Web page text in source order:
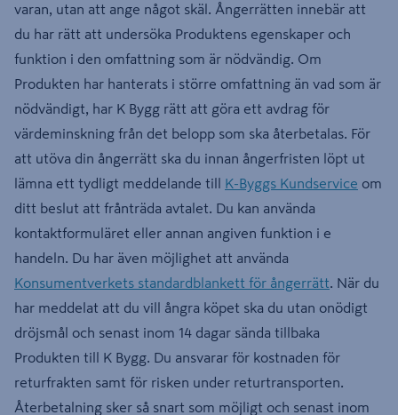
varan, utan att ange något skäl. Ångerrätten innebär att
du har rätt att undersöka Produktens egenskaper och
funktion i den omfattning som är nödvändig. Om
Produkten har hanterats i större omfattning än vad som är
nödvändigt, har K Bygg rätt att göra ett avdrag för
värdeminskning från det belopp som ska återbetalas. För
att utöva din ångerrätt ska du innan ångerfristen löpt ut
lämna ett tydligt meddelande till K-Byggs Kundservice om
ditt beslut att frånträda avtalet. Du kan använda
kontaktformuläret eller annan angiven funktion i e
handeln. Du har även möjlighet att använda
Konsumentverkets standardblankett för ångerrätt . När du
har meddelat att du vill ångra köpet ska du utan onödigt
dröjsmål och senast inom 14 dagar sända tillbaka
Produkten till K Bygg. Du ansvarar för kostnaden för
returfrakten samt för risken under returtransporten.
Återbetalning sker så snart som möjligt och senast inom